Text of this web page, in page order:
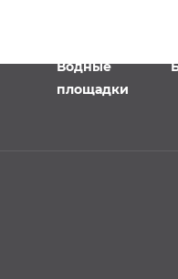
Водные
площадки